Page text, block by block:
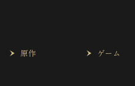
原作 ゲーム